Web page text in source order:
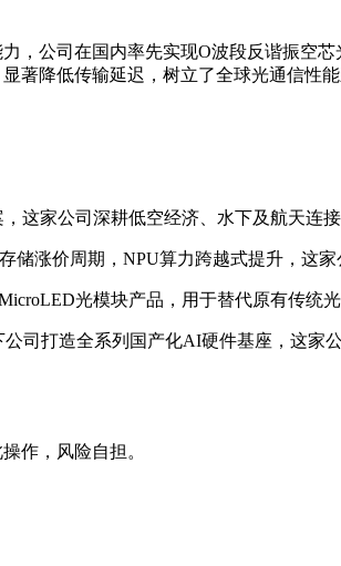
，公司在国内率先实现O波段反谐振空
著降低传输延迟，树立了全球光通信性
这家公司深耕低空经济、水下及航天连
涨价周期，NPU算力跨越式提升，这
光模块产品，用于替代原有传统
司打造全系列国产化AI硬件基座，这家
作，风险自担。